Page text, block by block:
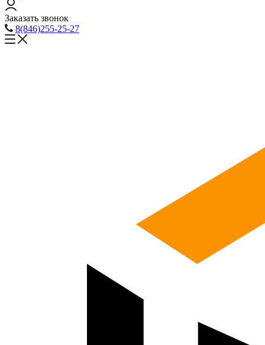
Заказать звонок
8(846)255-25-27